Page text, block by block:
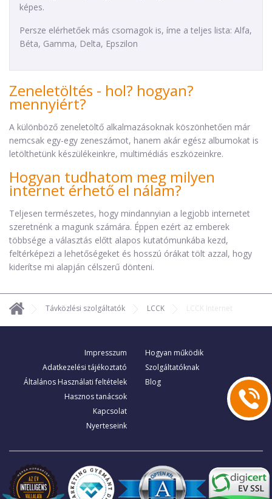
képes.
Persze elérhetőek más csomagok is, íme a teljes lista: Alfa,
Béta, Gamma, Delta, Epszilon
Zeneletöltés - hol? hogyan?
mennyiért?
A különböző zeneletöltő alkalmazásoknak köszönhetően már
nemcsak egy-egy zeneszámot, hanem akár egész albumokat is
letölthetünk készülékeinkre, multimédiás eszközeinkre.
Hogyan tudhatom meg milyen
internet érhető el nálam?
Teljesen természetes, hogy mindannyian a legjobb internetet
szeretnénk a magunk számára. Éppen ezért az emberek
többsége a választás előtt alapos kutatómunkába kezd,
feltérképezi a lehetőségeket és hosszú órákat tölt azzal, hogy
kiderítse mi alapján célszerű dönteni.
Távközlési szolgáltatók LCCK LCCK Internet
Impresszum
Adatkezelési tájékoztató
Általános Használati feltételek
Hasznos tanácsok
Kapcsolat
Nyerteseink
Hogyan működik
Szolgáltatóknak
Blog